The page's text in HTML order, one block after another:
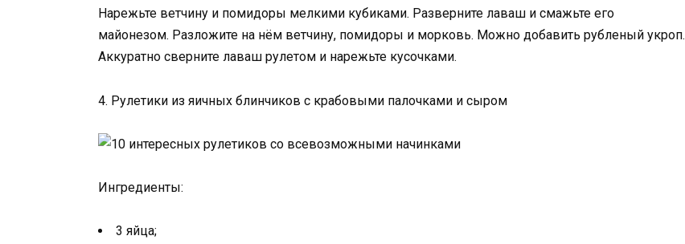
Нарежьте ветчину и помидоры мелкими кубиками. Разверните лаваш и смажьте его
майонезом. Разложите на нём ветчину, помидоры и морковь. Можно добавить рубленый укроп.
Аккуратно сверните лаваш рулетом и нарежьте кусочками.
4. Рулетики из яичных блинчиков с крабовыми палочками и сыром
Ингредиенты:
3 яйца;